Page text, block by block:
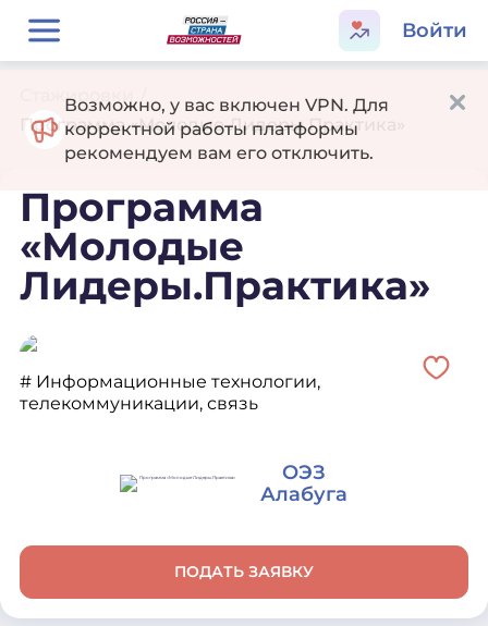
Войти
Стажировки
Программа «Молодые Лидеры.Практика»
Программа
«Молодые
Лидеры.Практика»
# Информационные технологии,
телекоммуникации, связь
ОЭЗ
Алабуга
ПОДАТЬ ЗАЯВКУ
Возможно, у вас включен VPN. Для
корректной работы платформы
рекомендуем вам его отключить.